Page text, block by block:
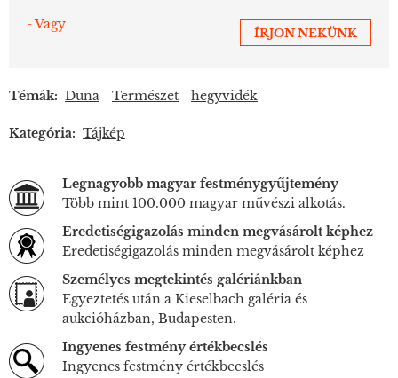
- Vagy
ÍRJON NEKÜNK
Témák: Duna Természet hegyvidék
Kategória: Tájkép
Legnagyobb magyar festménygyűjtemény
Több mint 100.000 magyar művészi alkotás.
Eredetiségigazolás minden megvásárolt képhez
Eredetiségigazolás minden megvásárolt képhez
Személyes megtekintés galériánkban
Egyeztetés után a Kieselbach galéria és
aukcióházban, Budapesten.
Ingyenes festmény értékbecslés
Ingyenes festmény értékbecslés